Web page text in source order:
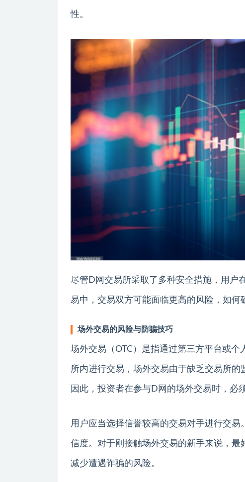
性。
尽管D网交易所采取了多种安全措施，用户
易中，交易双方可能面临更高的风险，如何
场外交易的风险与防骗技巧
场外交易（OTC）是指通过第三方平台或
所内进行交易，场外交易由于缺乏交易所的
因此，投资者在参与D网的场外交易时，必
用户应当选择信誉较高的交易对手进行交易
信度。对于刚接触场外交易的新手来说，
减少遭遇诈骗的风险。